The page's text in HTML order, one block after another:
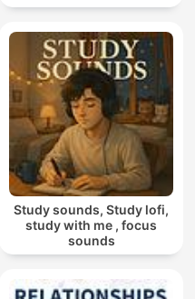
Study sounds, Study lofi,
study with me , focus
sounds